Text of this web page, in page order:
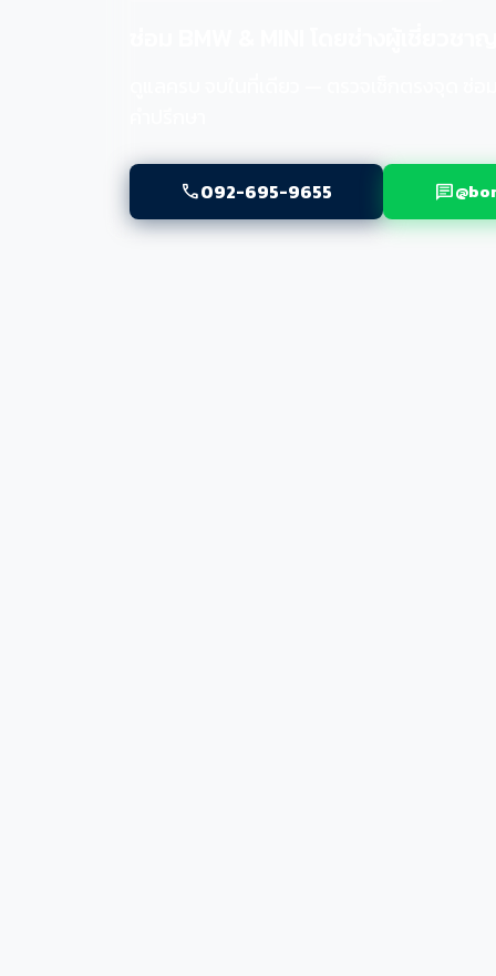
call092-695-9655 chat